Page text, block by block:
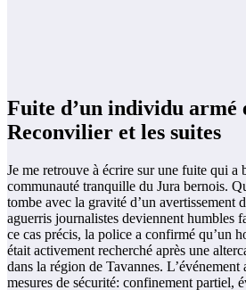
Fuite d’un individu armé
Reconvilier et les suites
Je me retrouve à écrire sur une fuite qui a
communauté tranquille du Jura bernois.
tombe avec la gravité d’un avertissement
aguerris journalistes deviennent humbles
ce cas précis, la police a confirmé qu’un
était activement recherché après une
dans la région de Tavannes. L’événement
mesures de sécurité: confinement partiel,